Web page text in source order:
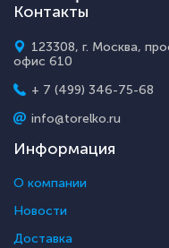
Контакты
123308, г. Москва,
офис 610
+ 7 (499) 346-75-68
info@torelko.ru
Информация
О компании
Новости
Доставка